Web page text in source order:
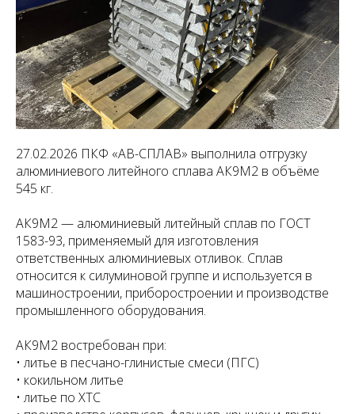
27.02.2026 ПКФ «АВ-СПЛАВ» выполнила отгрузку
алюминиевого литейного сплава АК9М2 в объёме
545 кг.
АК9М2 — алюминиевый литейный сплав по ГОСТ
1583-93, применяемый для изготовления
ответственных алюминиевых отливок. Сплав
относится к силуминовой группе и используется в
машиностроении, приборостроении и производстве
промышленного оборудования.
АК9М2 востребован при:
• литье в песчано-глинистые смеси (ПГС)
• кокильном литье
• литье по ХТС